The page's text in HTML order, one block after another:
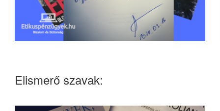
Elismerő szavak: